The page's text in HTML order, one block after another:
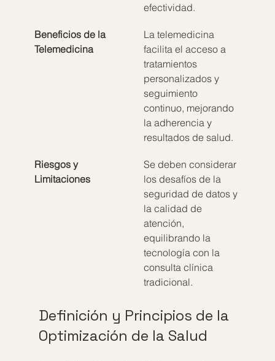
efectividad.
Beneficios de la
Telemedicina
La telemedicina
facilita el acceso a
tratamientos
personalizados y
seguimiento
continuo, mejorando
la adherencia y
resultados de salud.
Riesgos y
Limitaciones
Se deben considerar
los desafíos de la
seguridad de datos y
la calidad de
atención,
equilibrando la
tecnología con la
consulta clínica
tradicional.
Definición y Principios de la
Optimización de la Salud